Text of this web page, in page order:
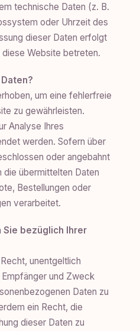
technische Daten (z. B.
oder Uhrzeit des
dieser Daten erfolgt
Website betreten.
um eine fehlerfreie
zu gewährleisten.
Analyse Ihres
werden. Sofern über
oder angebahnt
übermittelten Daten
Bestellungen oder
verarbeitet.
Sie bezüglich Ihrer
unentgeltlich
und Zweck
Daten zu
ein Recht, die
dieser Daten zu